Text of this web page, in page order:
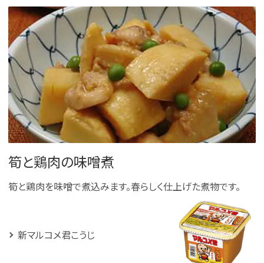
筍と鶏肉の味噌煮
筍と鶏肉を味噌で煮込みます。春らしく仕上げた煮物です。
新マルコメ君こうじ